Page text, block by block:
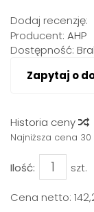
Dodaj recenzję:
Producent: AHP
Dostępność:
Zapytaj o
Historia ceny
Najniższa cena
Ilość: szt.
Cena netto: